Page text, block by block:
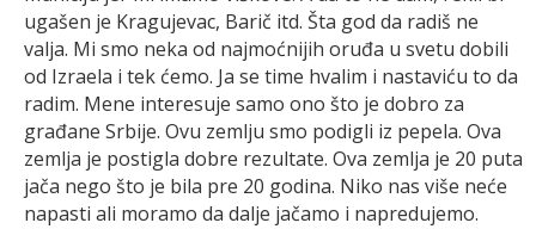
ugašen je Kragujevac, Barič itd. Šta god da radiš ne
valja. Mi smo neka od najmoćnijih oruđa u svetu dobili
od Izraela i tek ćemo. Ja se time hvalim i nastaviću to da
radim. Mene interesuje samo ono što je dobro za
građane Srbije. Ovu zemlju smo podigli iz pepela. Ova
zemlja je postigla dobre rezultate. Ova zemlja je 20 puta
jača nego što je bila pre 20 godina. Niko nas više neće
napasti ali moramo da dalje jačamo i napredujemo.